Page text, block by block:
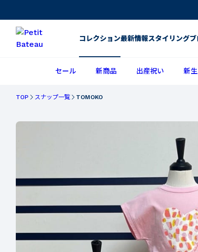
コレクション最新情報スタイリング
セール 新商品 出産祝い 新
TOP スナップ一覧 TOMOKO